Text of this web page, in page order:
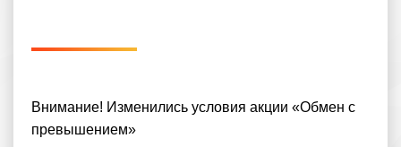
Внимание! Изменились условия акции «Обмен с
превышением»